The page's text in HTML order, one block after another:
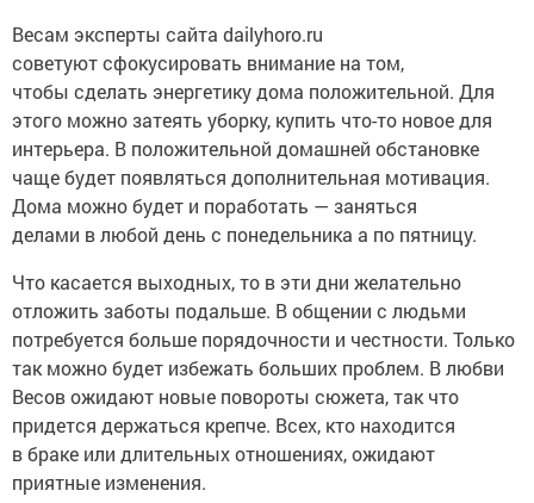
Весам эксперты сайта dailyhoro.ru
советуют сфокусировать внимание на том,
чтобы сделать энергетику дома положительной. Для
этого можно затеять уборку, купить что-то новое для
интерьера. В положительной домашней обстановке
чаще будет появляться дополнительная мотивация.
Дома можно будет и поработать — заняться
делами в любой день с понедельника а по пятницу.
Что касается выходных, то в эти дни желательно
отложить заботы подальше. В общении с людьми
потребуется больше порядочности и честности. Только
так можно будет избежать больших проблем. В любви
Весов ожидают новые повороты сюжета, так что
придется держаться крепче. Всех, кто находится
в браке или длительных отношениях, ожидают
приятные изменения.